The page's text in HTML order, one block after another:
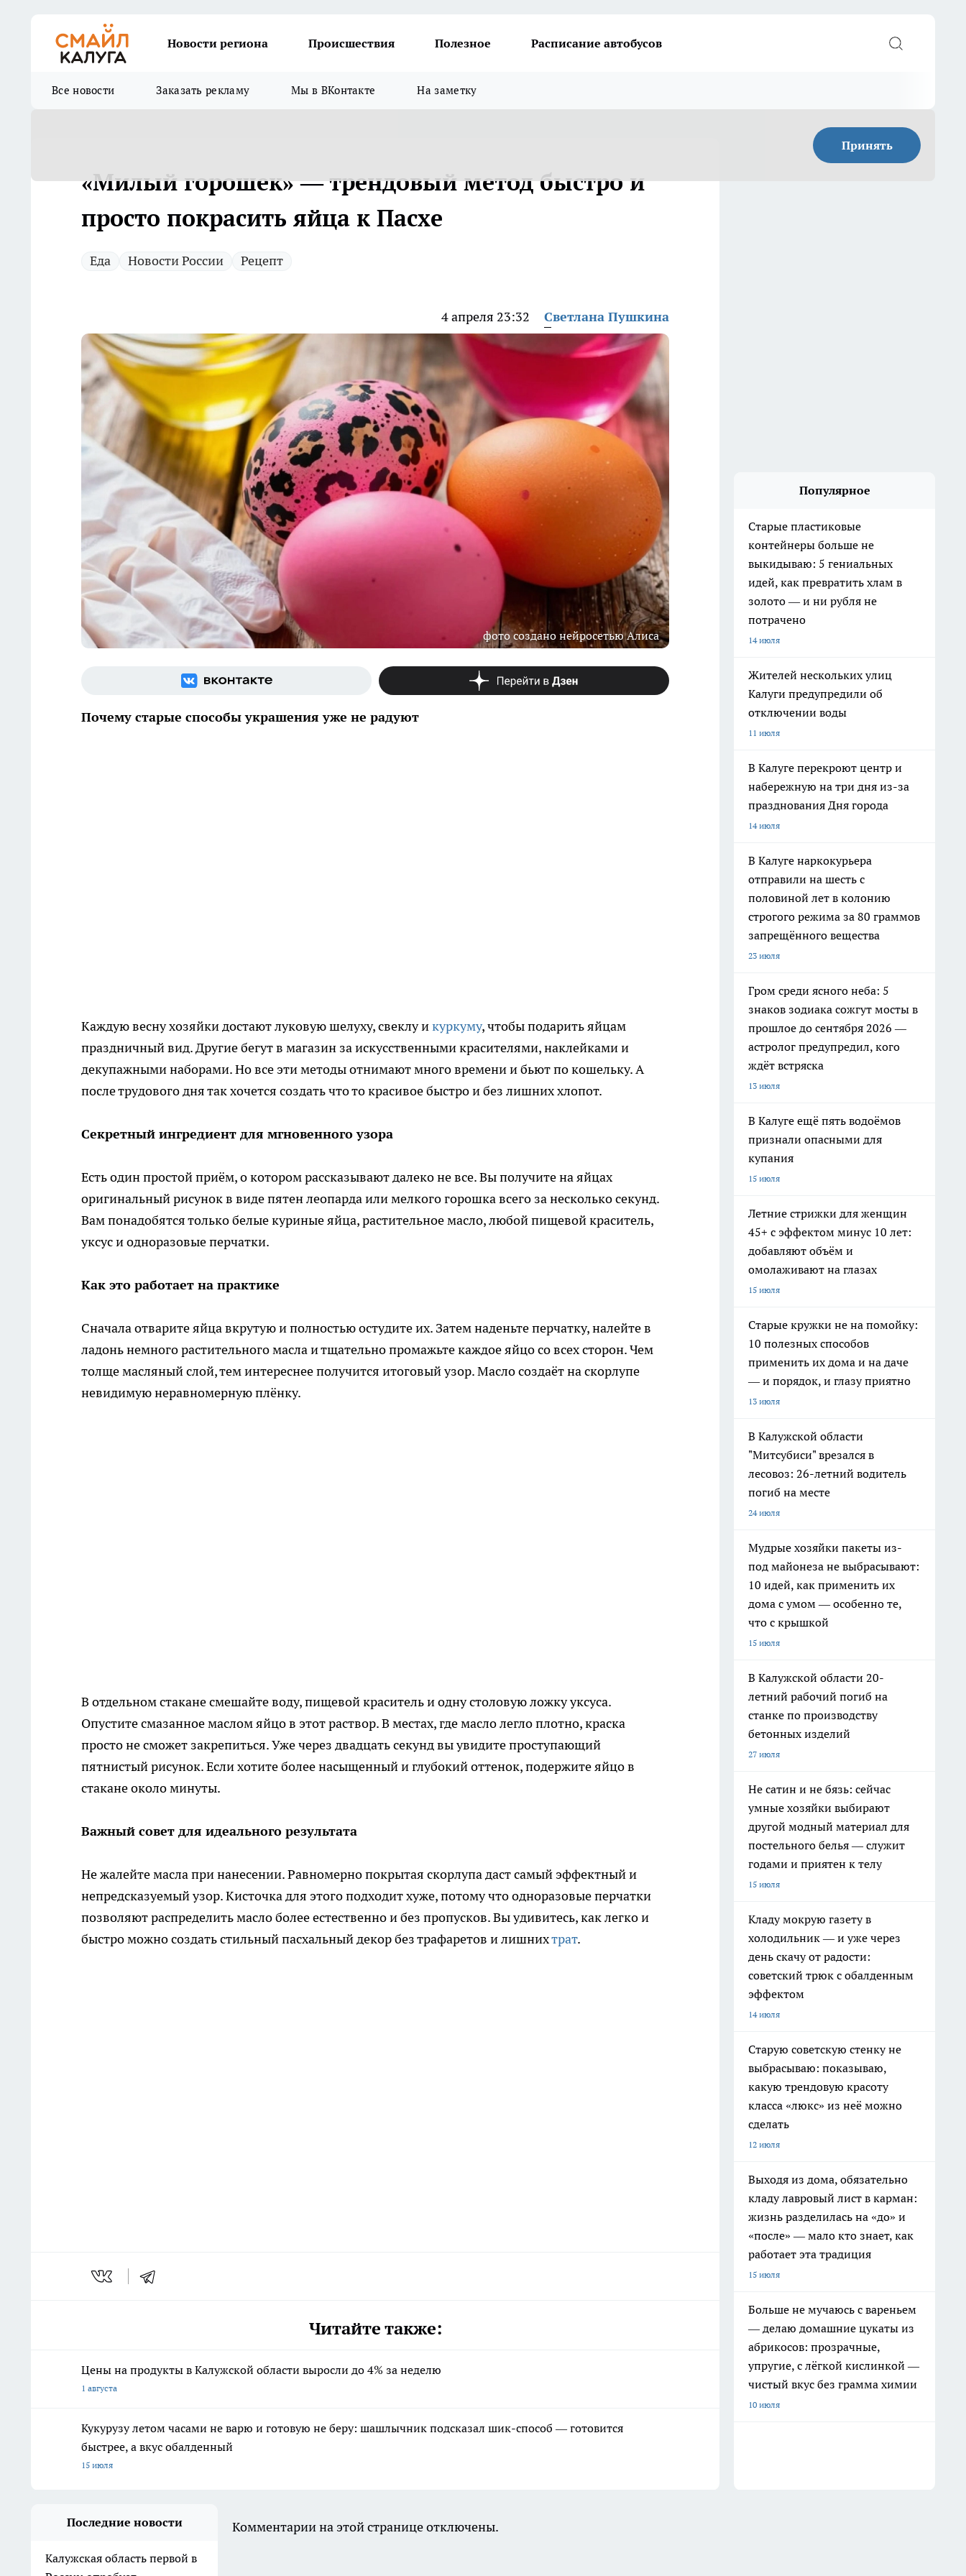
Новости региона Происшествия Полезное Расписание автобусов
Все новости Заказать рекламу Мы в ВКонтакте На заметку
Принять
«Милый горошек» — трендовый метод быстро и
просто покрасить яйца к Пасхе
Еда Новости России Рецепт
4 апреля 23:32 Светлана Пушкина
фото создано нейросетью Алиса
Почему старые способы украшения уже не радуют
Каждую весну хозяйки достают луковую шелуху, свеклу икуркуму, чтобы подарить яйцам
праздничный вид. Другие бегут в магазин за искусственными красителями, наклейками и
декупажными наборами. Но все эти методы отнимают много времени и бьют по кошельку. А
после трудового дня так хочется создать что то красивое быстро и без лишних хлопот.
Секретный ингредиент для мгновенного узора
Есть один простой приём, о котором рассказывают далеко не все. Вы получите на яйцах
оригинальный рисунок в виде пятен леопарда или мелкого горошка всего за несколько секунд.
Вам понадобятся только белые куриные яйца, растительное масло, любой пищевой краситель,
уксус и одноразовые перчатки.
Как это работает на практике
Сначала отварите яйца вкрутую и полностью остудите их. Затем наденьте перчатку, налейте в
ладонь немного растительного масла и тщательно промажьте каждое яйцо со всех сторон. Чем
толще масляный слой, тем интереснее получится итоговый узор. Масло создаёт на скорлупе
невидимую неравномерную плёнку.
В отдельном стакане смешайте воду, пищевой краситель и одну столовую ложку уксуса.
Опустите смазанное маслом яйцо в этот раствор. В местах, где масло легло плотно, краска
просто не сможет закрепиться. Уже через двадцать секунд вы увидите проступающий
пятнистый рисунок. Если хотите более насыщенный и глубокий оттенок, подержите яйцо в
стакане около минуты.
Важный совет для идеального результата
Не жалейте масла при нанесении. Равномерно покрытая скорлупа даст самый эффектный и
непредсказуемый узор. Кисточка для этого подходит хуже, потому что одноразовые перчатки
позволяют распределить масло более естественно и без пропусков. Вы удивитесь, как легко и
быстро можно создать стильный пасхальный декор без трафаретов и лишнихтрат.
Читайте также:
Цены на продукты в Калужской области выросли до 4% за неделю
1 августа
Кукурузу летом часами не варю и готовую не беру: шашлычник подсказал шик-способ — готовится
быстрее, а вкус обалденный
15 июля
Популярное
Старые пластиковые
контейнеры больше не
выкидываю: 5 гениальных
идей, как превратить хлам в
золото — и ни рубля не
потрачено
14 июля
Жителей нескольких улиц
Калуги предупредили об
отключении воды
11 июля
В Калуге перекроют центр и
набережную на три дня из-за
празднования Дня города
14 июля
В Калуге наркокурьера
отправили на шесть с
половиной лет в колонию
строгого режима за 80 граммов
запрещённого вещества
23 июля
Гром среди ясного неба: 5
знаков зодиака сожгут мосты в
прошлое до сентября 2026 —
астролог предупредил, кого
ждёт встряска
13 июля
В Калуге ещё пять водоёмов
признали опасными для
купания
15 июля
Летние стрижки для женщин
45+ с эффектом минус 10 лет:
добавляют объём и
омолаживают на глазах
15 июля
Старые кружки не на помойку:
10 полезных способов
применить их дома и на даче
— и порядок, и глазу приятно
13 июля
В Калужской области
"Митсубиси" врезался в
лесовоз: 26-летний водитель
погиб на месте
24 июля
Мудрые хозяйки пакеты из-
под майонеза не выбрасывают:
10 идей, как применить их
дома с умом — особенно те,
что с крышкой
15 июля
В Калужской области 20-
летний рабочий погиб на
станке по производству
бетонных изделий
27 июля
Не сатин и не бязь: сейчас
умные хозяйки выбирают
другой модный материал для
постельного белья — служит
годами и приятен к телу
15 июля
Кладу мокрую газету в
холодильник — и уже через
день скачу от радости:
советский трюк с обалденным
эффектом
14 июля
Старую советскую стенку не
выбрасываю: показываю,
какую трендовую красоту
класса «люкс» из неё можно
сделать
12 июля
Выходя из дома, обязательно
кладу лавровый лист в карман:
жизнь разделилась на «до» и
«после» — мало кто знает, как
работает эта традиция
15 июля
Больше не мучаюсь с вареньем
— делаю домашние цукаты из
абрикосов: прозрачные,
упругие, с лёгкой кислинкой —
чистый вкус без грамма химии
10 июля
Последние новости
Калужская область первой в
Комментарии на этой странице отключены.